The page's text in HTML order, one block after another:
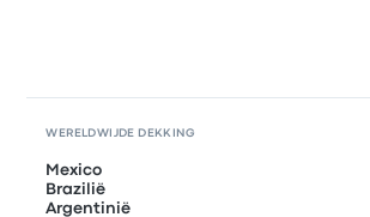
WERELDWIJDE DEKKING
Mexico
Brazilië
Argentinië